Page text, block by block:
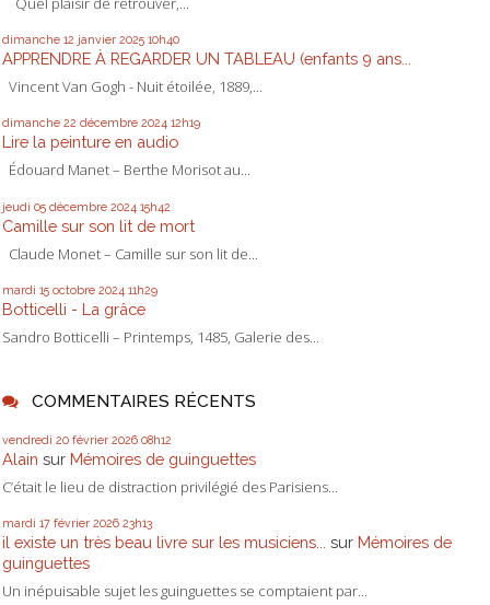
dimanche 12 janvier 2025 10h40
APPRENDRE À REGARDER UN TABLEAU (enfants 9 ans...
Vincent Van Gogh - Nuit étoilée, 1889,...
dimanche 22 décembre 2024 12h19
Lire la peinture en audio
Édouard Manet – Berthe Morisot au...
jeudi 05 décembre 2024 15h42
Camille sur son lit de mort
Claude Monet – Camille sur son lit de...
mardi 15 octobre 2024 11h29
Botticelli - La grâce
Sandro Botticelli – Printemps, 1485, Galerie des...
COMMENTAIRES RÉCENTS
vendredi 20 février 2026 08h12
Alain sur Mémoires de guinguettes
C’était le lieu de distraction privilégié des Parisiens...
mardi 17 février 2026 23h13
il existe un très beau livre sur les musiciens... sur Mémoires de
guinguettes
Un inépuisable sujet les guinguettes se comptaient par...